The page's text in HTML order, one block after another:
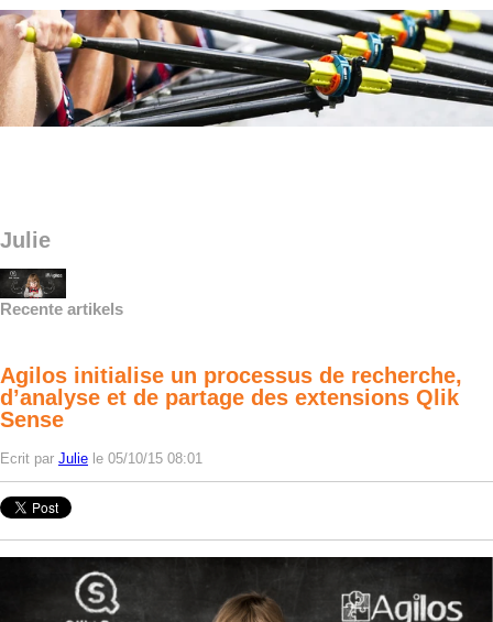
Julie
Recente artikels
Agilos initialise un processus de recherche,
d’analyse et de partage des extensions Qlik
Sense
Ecrit par Julie le 05/10/15 08:01